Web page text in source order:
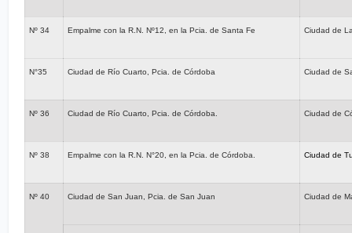
Nº 34 Empalme con la R.N. Nº12, en la Pcia. de Santa Fe Ciudad de
N°35 Ciudad de Río Cuarto, Pcia. de Córdoba Ciudad de
Nº 36 Ciudad de Río Cuarto, Pcia. de Córdoba. Ciudad de
Nº 38 Empalme con la R.N. N°20, en la Pcia. de Córdoba. Ciudad de
Nº 40 Ciudad de San Juan, Pcia. de San Juan Ciudad de